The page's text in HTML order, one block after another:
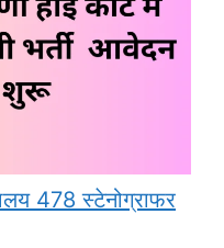
478 स्टेनोग्राफर